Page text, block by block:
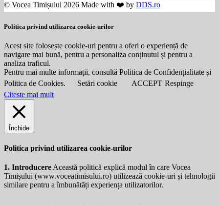
© Vocea Timișului 2026 Made with ❤️ by DDS.ro
Politica privind utilizarea cookie-urilor
Acest site folosește cookie-uri pentru a oferi o experiență de
navigare mai bună, pentru a personaliza conținutul și pentru a
analiza traficul.
Pentru mai multe informații, consultă Politica de Confidențialitate și
Politica de Cookies.
Setări cookie ACCEPT Respinge
Citeste mai mult
Închide
Politica privind utilizarea cookie-urilor
1. Introducere Această politică explică modul în care Vocea
Timișului (www.voceatimisului.ro) utilizează cookie-uri și tehnologii
similare pentru a îmbunătăți experiența utilizatorilor.